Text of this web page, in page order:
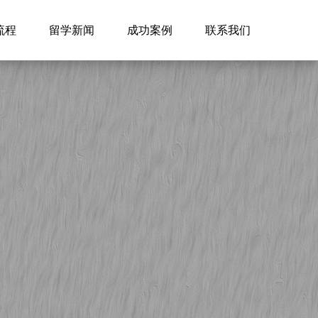
程 留学新闻 成功案例 联系我们